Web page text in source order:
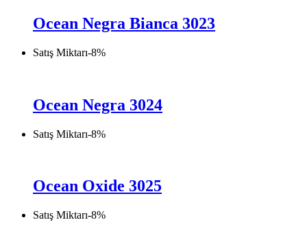
Ocean Negra Bianca 3023
Satış Miktarı-8%
Ocean Negra 3024
Satış Miktarı-8%
Ocean Oxide 3025
Satış Miktarı-8%